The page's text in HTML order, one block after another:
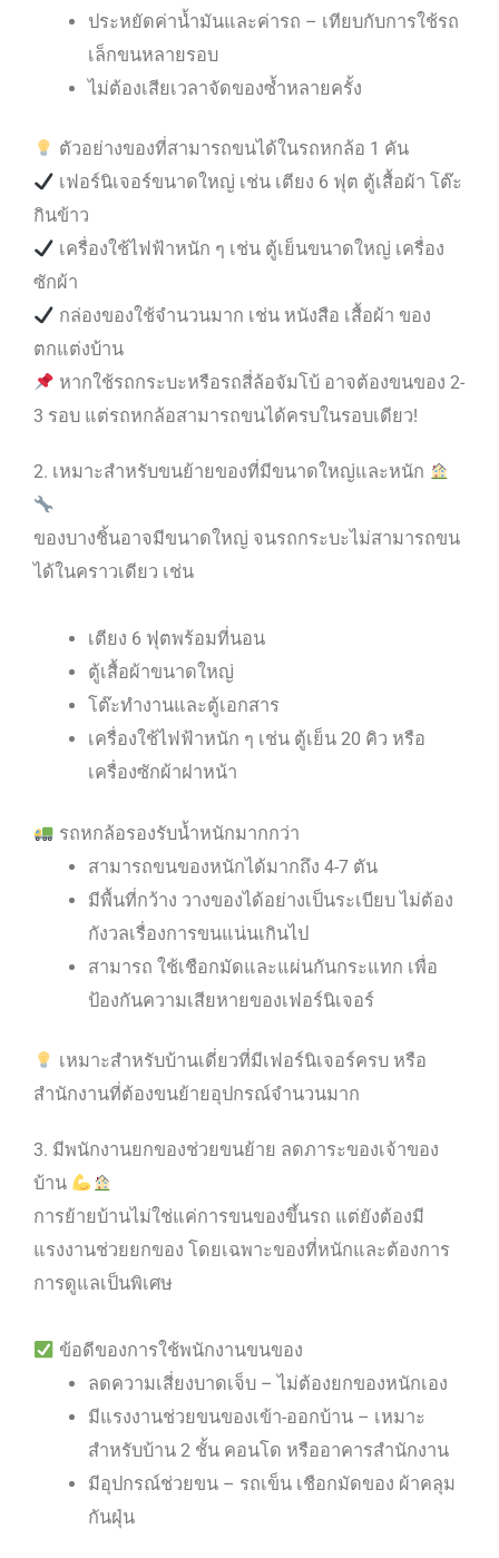
ประหยัดค่าน้ำมันและค่ารถ – เทียบกับการใช้รถ
เล็กขนหลายรอบ
ไม่ต้องเสียเวลาจัดของซ้ำหลายครั้ง
ตัวอย่างของที่สามารถขนได้ในรถหกล้อ 1 คัน
เฟอร์นิเจอร์ขนาดใหญ่ เช่น เตียง 6 ฟุต ตู้เสื้อผ้า โต๊ะ
กินข้าว
เครื่องใช้ไฟฟ้าหนัก ๆ เช่น ตู้เย็นขนาดใหญ่ เครื่อง
ซักผ้า
กล่องของใช้จำนวนมาก เช่น หนังสือ เสื้อผ้า ของ
ตกแต่งบ้าน
หากใช้รถกระบะหรือรถสี่ล้อจัมโบ้ อาจต้องขนของ 2-
3 รอบ แต่รถหกล้อสามารถขนได้ครบในรอบเดียว!
2. เหมาะสำหรับขนย้ายของที่มีขนาดใหญ่และหนัก
ของบางชิ้นอาจมีขนาดใหญ่ จนรถกระบะไม่สามารถขน
ได้ในคราวเดียว เช่น
เตียง 6 ฟุตพร้อมที่นอน
ตู้เสื้อผ้าขนาดใหญ่
โต๊ะทำงานและตู้เอกสาร
เครื่องใช้ไฟฟ้าหนัก ๆ เช่น ตู้เย็น 20 คิว หรือ
เครื่องซักผ้าฝาหน้า
รถหกล้อรองรับน้ำหนักมากกว่า
สามารถขนของหนักได้มากถึง 4-7 ตัน
มีพื้นที่กว้าง วางของได้อย่างเป็นระเบียบ ไม่ต้อง
กังวลเรื่องการขนแน่นเกินไป
สามารถ ใช้เชือกมัดและแผ่นกันกระแทก เพื่อ
ป้องกันความเสียหายของเฟอร์นิเจอร์
เหมาะสำหรับบ้านเดี่ยวที่มีเฟอร์นิเจอร์ครบ หรือ
สำนักงานที่ต้องขนย้ายอุปกรณ์จำนวนมาก
3. มีพนักงานยกของช่วยขนย้าย ลดภาระของเจ้าของ
บ้าน
การย้ายบ้านไม่ใช่แค่การขนของขึ้นรถ แต่ยังต้องมี
แรงงานช่วยยกของ โดยเฉพาะของที่หนักและต้องการ
การดูแลเป็นพิเศษ
ข้อดีของการใช้พนักงานขนของ
ลดความเสี่ยงบาดเจ็บ – ไม่ต้องยกของหนักเอง
มีแรงงานช่วยขนของเข้า-ออกบ้าน – เหมาะ
สำหรับบ้าน 2 ชั้น คอนโด หรืออาคารสำนักงาน
มีอุปกรณ์ช่วยขน – รถเข็น เชือกมัดของ ผ้าคลุม
กันฝุ่น